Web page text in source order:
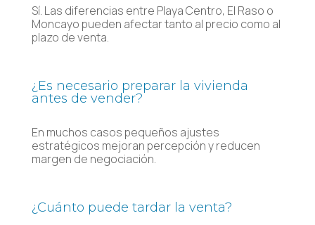
Sí. Las diferencias entre Playa Centro, El Raso o
Moncayo pueden afectar tanto al precio como al
plazo de venta.
¿Es necesario preparar la vivienda
antes de vender?
En muchos casos pequeños ajustes
estratégicos mejoran percepción y reducen
margen de negociación.
¿Cuánto puede tardar la venta?